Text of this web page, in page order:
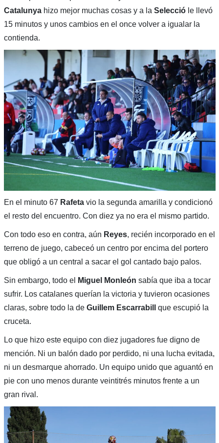
Catalunyahizo mejor muchas cosas y a la Seleccióle llevó
15 minutos y unos cambios en el once volver a igualar la
contienda.
En el minuto 67 Rafetavio la segunda amarilla y condicionó
el resto del encuentro. Con diez ya no era el mismo partido.
Con todo eso en contra, aún Reyes, recién incorporado en el
terreno de juego, cabeceó un centro por encima del portero
que obligó a un central a sacar el gol cantado bajo palos.
Sin embargo, todo el Miguel Monleón sabía que iba a tocar
sufrir. Los catalanes querían la victoria y tuvieron ocasiones
claras, sobre todo la de Guillem Escarrabill que escupió la
cruceta.
Lo que hizo este equipo con diez jugadores fue digno de
mención. Ni un balón dado por perdido, ni una lucha evitada,
ni un desmarque ahorrado. Un equipo unido que aguantó en
pie con uno menos durante veintitrés minutos frente a un
gran rival.